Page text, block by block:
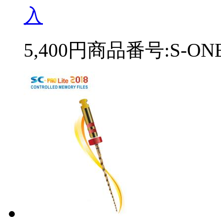
入
5,400円商品番号:S-